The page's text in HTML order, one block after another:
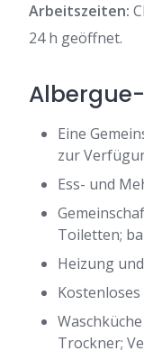
Arbeitszeiten:
24 h geöffnet.
Eine
zur
Ess- und
Toiletten;
Heizung
Kostenloses
Trockner;